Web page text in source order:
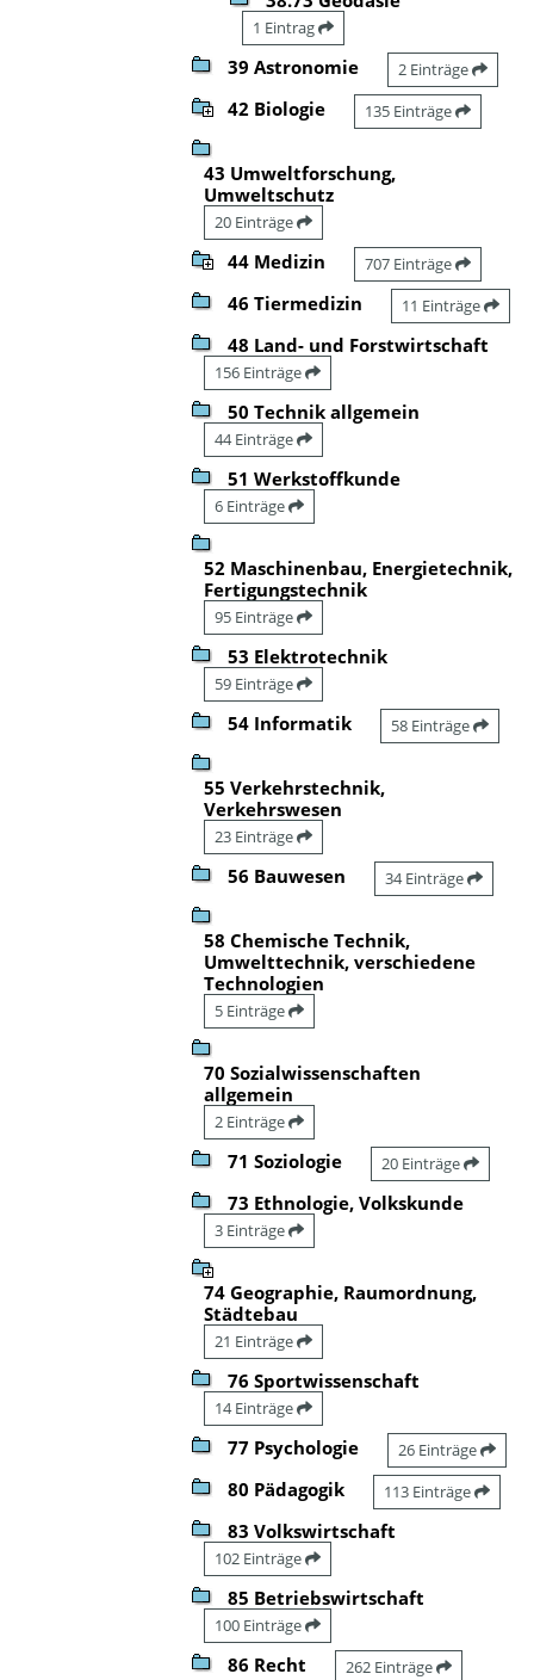
1 Eintrag
39 Astronomie 2 Einträge
42 Biologie 135 Einträge
43 Umweltforschung,
Umweltschutz
20 Einträge
44 Medizin 707 Einträge
46 Tiermedizin 11 Einträge
48 Land- und Forstwirtschaft
156 Einträge
50 Technik allgemein
44 Einträge
51 Werkstoffkunde
6 Einträge
52 Maschinenbau, Energietechnik,
Fertigungstechnik
95 Einträge
53 Elektrotechnik
59 Einträge
54 Informatik 58 Einträge
55 Verkehrstechnik,
Verkehrswesen
23 Einträge
56 Bauwesen 34 Einträge
58 Chemische Technik,
Umwelttechnik, verschiedene
Technologien
5 Einträge
70 Sozialwissenschaften
allgemein
2 Einträge
71 Soziologie 20 Einträge
73 Ethnologie, Volkskunde
3 Einträge
74 Geographie, Raumordnung,
Städtebau
21 Einträge
76 Sportwissenschaft
14 Einträge
77 Psychologie 26 Einträge
80 Pädagogik 113 Einträge
83 Volkswirtschaft
102 Einträge
85 Betriebswirtschaft
100 Einträge
86 Recht 262 Einträge